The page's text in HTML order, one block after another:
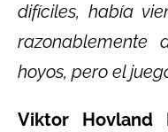
difíciles, había
razonablemente
hoyos, pero el
Viktor Hovland